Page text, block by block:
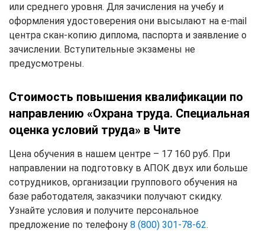
или среднего уровня. Для зачисления на учебу и
оформления удостоверения они высылают на e-mail
центра скан-копию диплома, паспорта и заявление о
зачислении. Вступительные экзамены не
предусмотрены.
Стоимость повышения квалификации по
направлению «Охрана труда. Специальная
оценка условий труда» в Чите
Цена обучения в нашем центре – 17 160 руб. При
направлении на подготовку в АПОК двух или больше
сотрудников, организации группового обучения на
базе работодателя, заказчики получают скидку.
Узнайте условия и получите персональное
предложение по телефону 8 (800) 301-78-62.